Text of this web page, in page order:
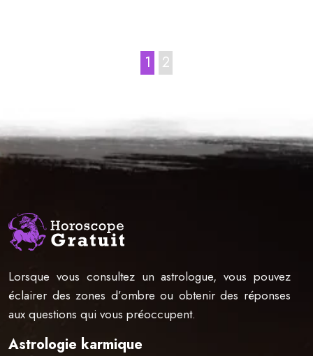
1 2
Lorsque vous consultez un astrologue, vous pouvez
éclairer des zones d’ombre ou obtenir des réponses
aux questions qui vous préoccupent.
Astrologie karmique